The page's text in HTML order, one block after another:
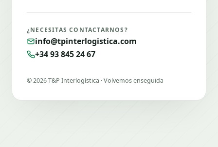
¿NECESITAS CONTACTARNOS?
info@tpinterlogistica.com
+34 93 845 24 67
©2026T&P Interlogística · Volvemos enseguida